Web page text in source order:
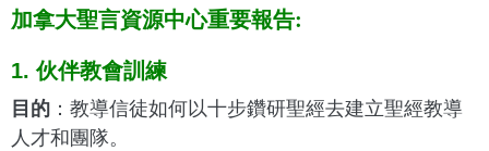
加拿大聖言資源中心重要報告:
1.伙伴教會訓練
目的 ：教導信徒如何以十步鑽研聖經去建立聖經教導
人才和團隊。